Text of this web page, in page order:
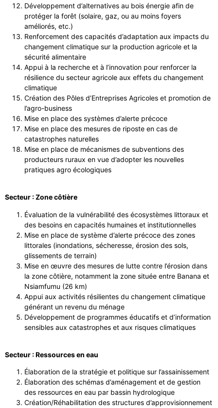
Développement d’alternatives au bois énergie afin de
protéger la forêt (solaire, gaz, ou au moins foyers
améliorés, etc.)
Renforcement des capacités d’adaptation aux impacts du
changement climatique sur la production agricole et la
sécurité alimentaire
Appui à la recherche et à l’innovation pour renforcer la
résilience du secteur agricole aux effets du changement
climatique
Création des Pôles d’Entreprises Agricoles et promotion de
l’agro-business
Mise en place des systèmes d’alerte précoce
Mise en place des mesures de riposte en cas de
catastrophes naturelles
Mise en place de mécanismes de subventions des
producteurs ruraux en vue d’adopter les nouvelles
pratiques agro écologiques
Secteur : Zone côtière
Évaluation de la vulnérabilité des écosystèmes littoraux et
des besoins en capacités humaines et institutionnelles
Mise en place de système d’alerte précoce des zones
littorales (inondations, sécheresse, érosion des sols,
glissements de terrain)
Mise en œuvre des mesures de lutte contre l’érosion dans
la zone côtière, notamment la zone située entre Banana et
Nsiamfumu (26 km)
Appui aux activités résilientes du changement climatique
générant un revenu du ménage
Développement de programmes éducatifs et d’information
sensibles aux catastrophes et aux risques climatiques
Secteur : Ressources en eau
Élaboration de la stratégie et politique sur l’assainissement
Élaboration des schémas d’aménagement et de gestion
des ressources en eau par bassin hydrologique
Création/Réhabilitation des structures d’approvisionnement